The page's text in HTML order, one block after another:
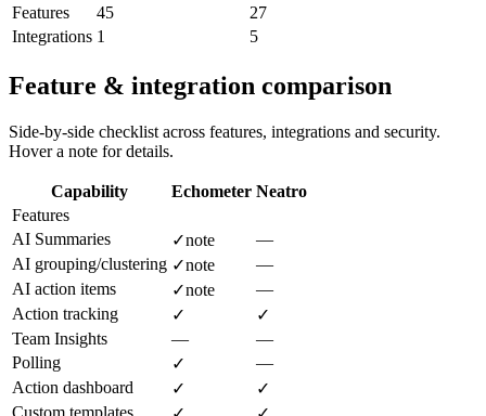
Features
45
27
Integrations 1 5
Feature & integration comparison
Side-by-side checklist across features, integrations and security.
Hover a note for details.
Capability Echometer Neatro
Features
AI Summaries
✓note
—
AI grouping/clustering ✓note
—
AI action items
✓note
—
Action tracking
✓
✓
Team Insights
—
—
Polling
✓
—
Action dashboard
✓
✓
Custom templates